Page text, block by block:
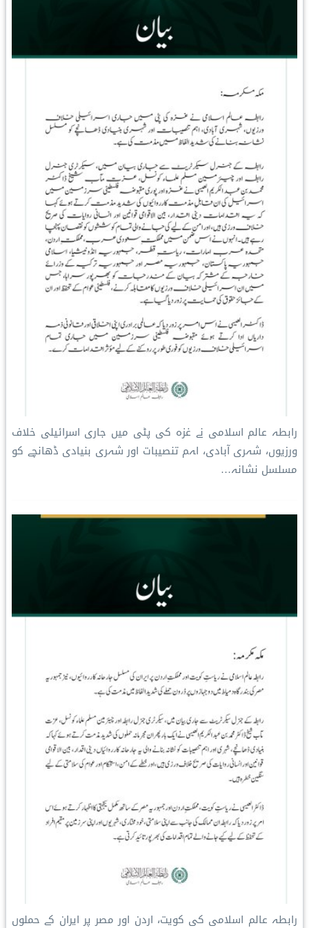
رابطہ عالم اسلامی نے غزہ کی پٹی میں جاری اسرائیلی خلاف
ورزیوں، شہری آبادی، اہم تنصیبات اور شہری بنیادی ڈھانچے کو
مسلسل نشانہ…
رابطہ عالم اسلامی کی کویت، اردن اور مصر پر ایران کے حملوں